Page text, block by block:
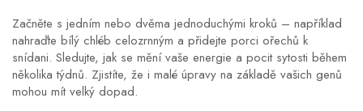
Začněte s jedním nebo dvěma jednoduchými kroků – například
nahraďte bílý chléb celozrnným a přidejte porci ořechů k
snídani. Sledujte, jak se mění vaše energie a pocit sytosti během
několika týdnů. Zjistíte, že i malé úpravy na základě vašich genů
mohou mít velký dopad.